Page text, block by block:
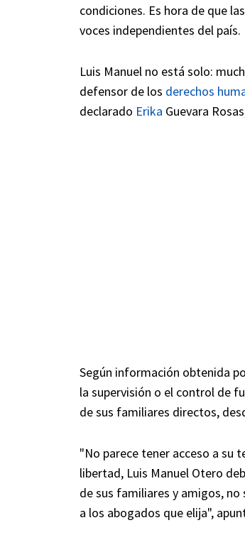
condiciones. Es hora de que
voces independientes del país.
Luis Manuel no está solo:
defensor de los derechos
declarado Erika Guevara
Según información obtenida
la supervisión o el control de
de sus familiares directos,
"No parece tener acceso a su
libertad, Luis Manuel Otero
de sus familiares y amigos,
a los abogados que elija",